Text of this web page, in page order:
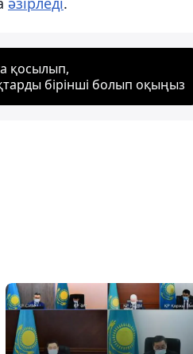
қосылып,
бірінші болып оқыңыз